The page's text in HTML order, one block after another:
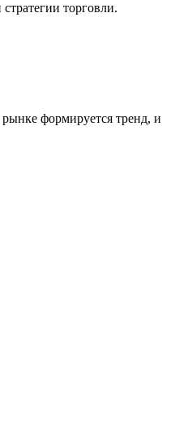
торговли.
формируется тренд, и